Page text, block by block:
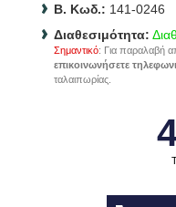
B. Κωδ.: 141-0246
Διαθεσιμότητα:
Σημαντικό: Για παραλαβή
επικοινωνήσετε
ταλαιπωρίας.